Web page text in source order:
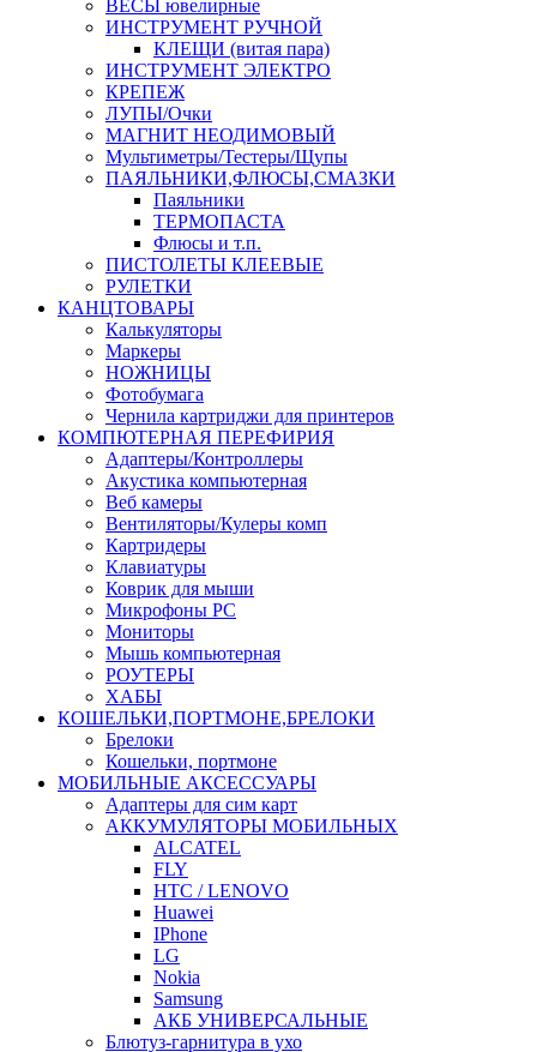
ВЕСЫ ювелирные
ИНСТРУМЕНТ РУЧНОЙ
КЛЕЩИ (витая пара)
ИНСТРУМЕНТ ЭЛЕКТРО
КРЕПЕЖ
ЛУПЫ/Очки
МАГНИТ НЕОДИМОВЫЙ
Мультиметры/Тестеры/Щупы
ПАЯЛЬНИКИ,ФЛЮСЫ,СМАЗКИ
Паяльники
ТЕРМОПАСТА
Флюсы и т.п.
ПИСТОЛЕТЫ КЛЕЕВЫЕ
РУЛЕТКИ
КАНЦТОВАРЫ
Калькуляторы
Маркеры
НОЖНИЦЫ
Фотобумага
Чернила картриджи для принтеров
КОМПЮТЕРНАЯ ПЕРЕФИРИЯ
Адаптеры/Контроллеры
Акустика компьютерная
Веб камеры
Вентиляторы/Кулеры комп
Картридеры
Клавиатуры
Коврик для мыши
Микрофоны PC
Мониторы
Мышь компьютерная
РОУТЕРЫ
ХАБЫ
КОШЕЛЬКИ,ПОРТМОНЕ,БРЕЛОКИ
Брелоки
Кошельки, портмоне
МОБИЛЬНЫЕ АКСЕССУАРЫ
Адаптеры для сим карт
АККУМУЛЯТОРЫ МОБИЛЬНЫХ
ALCATEL
FLY
HTC / LENOVO
Huawei
IPhone
LG
Nokia
Samsung
АКБ УНИВЕРСАЛЬНЫЕ
Блютуз-гарнитура в ухо